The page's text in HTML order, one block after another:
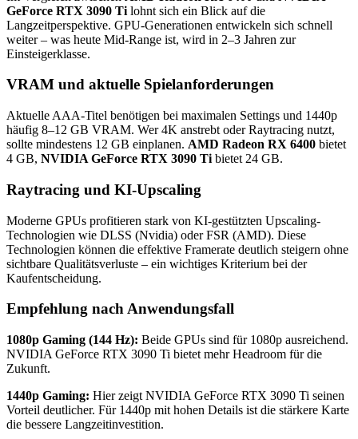
GeForce RTX 3090 Ti lohnt sich ein Blick auf die
Langzeitperspektive. GPU-Generationen entwickeln sich schnell
weiter – was heute Mid-Range ist, wird in 2–3 Jahren zur
Einsteigerklasse.
VRAM und aktuelle Spielanforderungen
Aktuelle AAA-Titel benötigen bei maximalen Settings und 1440p
häufig 8–12 GB VRAM. Wer 4K anstrebt oder Raytracing nutzt,
sollte mindestens 12 GB einplanen. AMD Radeon RX 6400 bietet
4 GB, NVIDIA GeForce RTX 3090 Ti bietet 24 GB.
Raytracing und KI-Upscaling
Moderne GPUs profitieren stark von KI-gestützten Upscaling-
Technologien wie DLSS (Nvidia) oder FSR (AMD). Diese
Technologien können die effektive Framerate deutlich steigern ohne
sichtbare Qualitätsverluste – ein wichtiges Kriterium bei der
Kaufentscheidung.
Empfehlung nach Anwendungsfall
1080p Gaming (144 Hz): Beide GPUs sind für 1080p ausreichend.
NVIDIA GeForce RTX 3090 Ti bietet mehr Headroom für die
Zukunft.
1440p Gaming: Hier zeigt NVIDIA GeForce RTX 3090 Ti seinen
Vorteil deutlicher. Für 1440p mit hohen Details ist die stärkere Karte
die bessere Langzeitinvestition.